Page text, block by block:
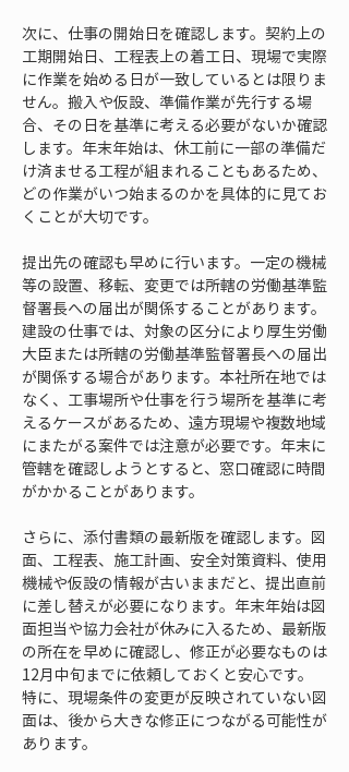
次に、仕事の開始日を確認します。契約上の
工期開始日、工程表上の着工日、現場で実際
に作業を始める日が一致しているとは限りま
せん。搬入や仮設、準備作業が先行する場
合、その日を基準に考える必要がないか確認
します。年末年始は、休工前に一部の準備だ
け済ませる工程が組まれることもあるため、
どの作業がいつ始まるのかを具体的に見てお
くことが大切です。
提出先の確認も早めに行います。一定の機械
等の設置、移転、変更では所轄の労働基準監
督署長への届出が関係することがあります。
建設の仕事では、対象の区分により厚生労働
大臣または所轄の労働基準監督署長への届出
が関係する場合があります。本社所在地では
なく、工事場所や仕事を行う場所を基準に考
えるケースがあるため、遠方現場や複数地域
にまたがる案件では注意が必要です。年末に
管轄を確認しようとすると、窓口確認に時間
がかかることがあります。
さらに、添付書類の最新版を確認します。図
面、工程表、施工計画、安全対策資料、使用
機械や仮設の情報が古いままだと、提出直前
に差し替えが必要になります。年末年始は図
面担当や協力会社が休みに入るため、最新版
の所在を早めに確認し、修正が必要なものは
12月中旬までに依頼しておくと安心です。
特に、現場条件の変更が反映されていない図
面は、後から大きな修正につながる可能性が
あります。